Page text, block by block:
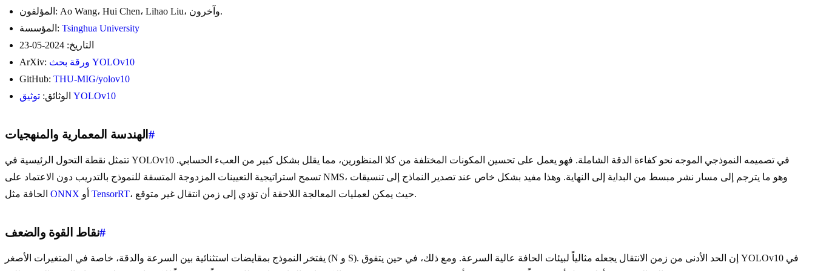
المؤلفون: Ao Wang، Hui Chen، Lihao Liu، وآخرون.
المؤسسة: Tsinghua University
التاريخ: 2024-05-23
ArXiv:
ورقة بحث YOLOv10
GitHub: THU-MIG/yolov10
الوثائق: توثيق YOLOv10
الهندسة المعمارية والمنهجيات #
تتمثل نقطة التحول الرئيسية في YOLOv10 في تصميمه النموذجي الموجه نحو كفاءة الدقة الشاملة. فهو يعمل على تحسين المكونات المختلفة من كلا المنظورين، مما يقلل بشكل كبير من العبء الحسابي.
تسمح استراتيجية التعيينات المزدوجة المتسقة للنموذج بالتدريب دون الاعتماد على NMS، وهو ما يترجم إلى مسار نشر مبسط من البداية إلى النهاية. وهذا مفيد بشكل خاص عند تصدير النماذج إلى تنسيقات
ONNX TensorRT ، حيث يمكن لعمليات المعالجة اللاحقة أن تؤدي إلى زمن انتقال غير متوقع.
نقاط القوة والضعف#
يفتخر النموذج بمقايضات استثنائية بين السرعة والدقة، خاصة في المتغيرات الأصغر (N و S). إن الحد الأدنى من زمن الانتقال يجعله مثالياً لبيئات الحافة عالية السرعة. ومع ذلك، في حين يتفوق YOLOv10 في